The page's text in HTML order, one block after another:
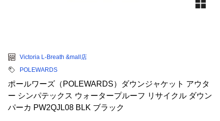
Victoria L-Breath &mall店
POLEWARDS
ポールワーズ（POLEWARDS）ダウンジャケット アウタ
ー シンパテックス ウォータープルーフ リサイクル ダウン
パーカ PW2QJL08 BLK ブラック